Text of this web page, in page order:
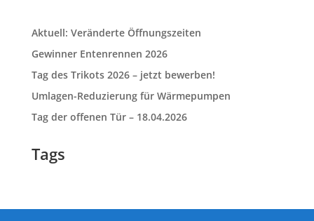
Aktuell: Veränderte Öffnungszeiten
Gewinner Entenrennen 2026
Tag des Trikots 2026 – jetzt bewerben!
Umlagen-Reduzierung für Wärmepumpen
Tag der offenen Tür – 18.04.2026
Tags